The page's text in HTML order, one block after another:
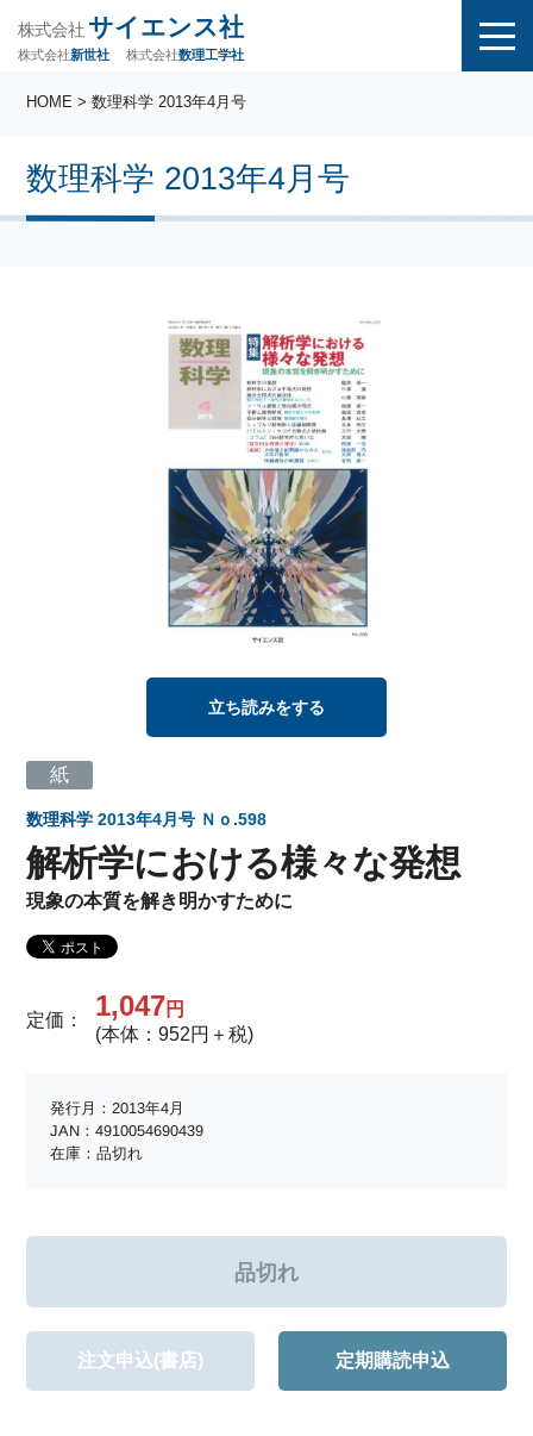
株式会社 サイエンス社
株式会社新世社 株式会社数理工学社
数理科学 2013年4月号
HOME > 数理科学 2013年4月号
立ち読みをする
紙
数理科学 2013年4月号 Ｎｏ.598
解析学における様々な発想
現象の本質を解き明かすために
定価： 1,047円
(本体：952円＋税)
発行月：2013年4月
JAN：4910054690439
在庫：品切れ
注文申込(書店) 定期購読申込